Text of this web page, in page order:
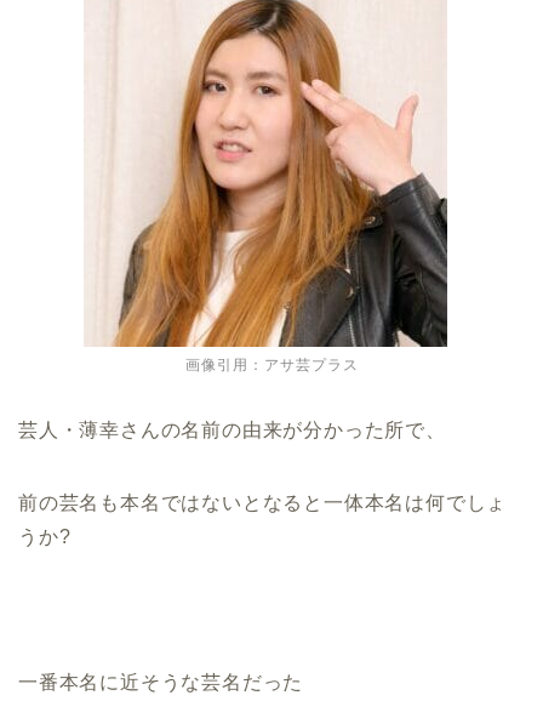
画像引用：アサ芸プラス
芸人・薄幸さんの名前の由来が分かった所で、
前の芸名も本名ではないとなると一体本名は何でしょ
うか?
一番本名に近そうな芸名だった